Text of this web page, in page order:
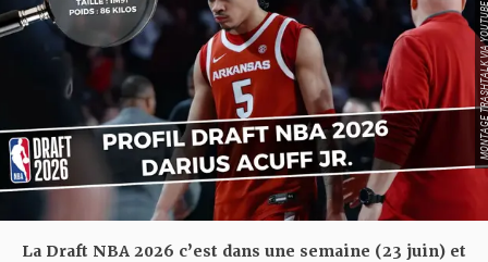
MONTAGE
La Draft NBA 2026 c’est dans une semaine (23 juin) et